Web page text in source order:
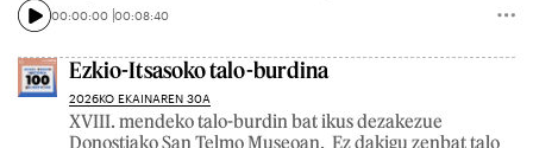
00:00:00 00:08:40
Ezkio-Itsasoko talo-burdina
2026KO EKAINAREN 30A
XVIII. mendeko talo-burdin bat ikus dezakezue
Donostiako San Telmo Museoan. Ez dakigu zenbat talo